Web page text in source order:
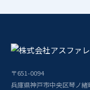
〒651-0094
兵庫県神戸市中央区琴ノ